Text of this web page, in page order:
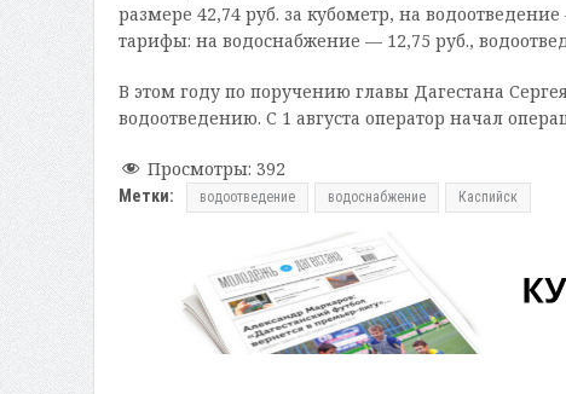
размере 42,74 руб. за кубометр, на
тарифы: на водоснабжение — 12,75 руб.,
В этом году по поручению главы Дагестана
водоотведению. С 1 августа оператор начал
Просмотры: 392
Метки: водоотведение водоснабжение Каспийск